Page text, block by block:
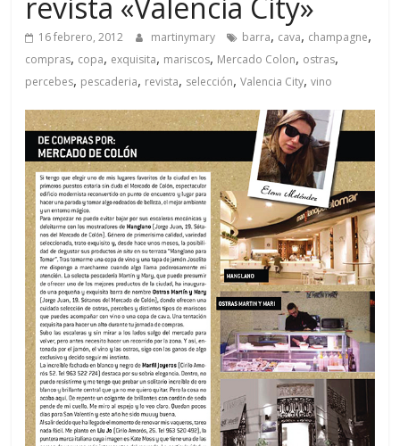
16 febrero, 2012 martinymary barra, cava, champagne,
compras, copa, exquisita, mariscos, Mercado Colon, ostras,
percebes, pescaderia, revista, selección,Valencia City,vino